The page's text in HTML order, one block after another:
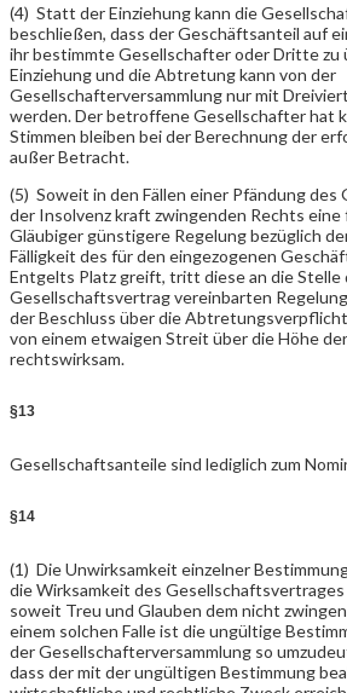
(4) Statt der Einziehung kann die
beschließen, dass der Geschäftsanteil auf
ihr bestimmte Gesellschafter oder Dritte zu
Einziehung und die Abtretung kann von der
Gesellschafterversammlung nur mit
werden. Der betroffene Gesellschafter hat
Stimmen bleiben bei der Berechnung der
außer Betracht.
(5) Soweit in den Fällen einer Pfändung
der Insolvenz kraft zwingenden Rechts eine
Gläubiger günstigere Regelung bezüglich
Fälligkeit des für den eingezogenen
Entgelts Platz greift, tritt diese an die Stelle
Gesellschaftsvertrag vereinbarten
der Beschluss über die
von einem etwaigen Streit über die Höhe
rechtswirksam.
§13
Gesellschaftsanteile sind lediglich zum
§14
(1) Die Unwirksamkeit einzelner
die Wirksamkeit des
soweit Treu und Glauben dem nicht
einem solchen Falle ist die ungültige
der Gesellschafterversammlung so
dass der mit der ungültigen Bestimmung